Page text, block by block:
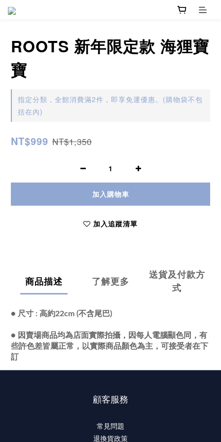
ROOTS 新年限定款 海狸寶
寶
指定分類，全館消費滿2件，即享免運優惠。(購物袋不包
括在內)
NT$999 NT$1,350
加入購物車
加入追蹤清單
商品描述 了解更多
送貨及付款方
式
● 尺寸 : 高約22cm (不含尾巴)
● 因賣場商品均為店面實際拍攝，因每人電腦顯色同，有
些許色差皆屬正常，以實際商品顏色為主，可接受者在下
訂
顧客服務
常見問題
退換貨政策